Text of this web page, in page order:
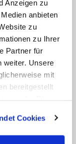
Anzeigen zu
anbieten
zu
zu Ihrer
Partner für
weiter. Unsere
mit
bereitgestellt
Cookies
Segen.
vom BDKJ
wir uns
zwei uns
Andonie